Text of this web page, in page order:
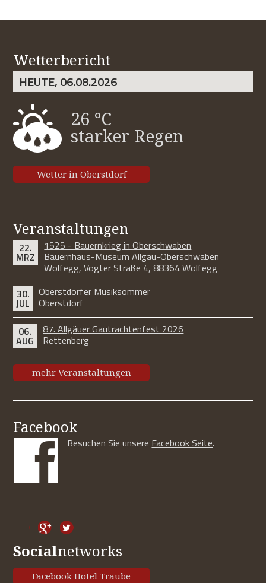
Wetterbericht
HEUTE, 06.08.2026
26 °C
starker Regen
Wetter in Oberstdorf
Veranstaltungen
22.
MRZ
1525 - Bauernkrieg in Oberschwaben
Bauernhaus-Museum Allgäu-Oberschwaben
Wolfegg, Vogter Straße 4, 88364 Wolfegg
30.
JUL
Oberstdorfer Musiksommer
Oberstdorf
06.
AUG
87. Allgäuer Gautrachtenfest 2026
Rettenberg
mehr Veranstaltungen
Facebook
Besuchen Sie unsere Facebook Seite.
Socialnetworks
Facebook Hotel Traube